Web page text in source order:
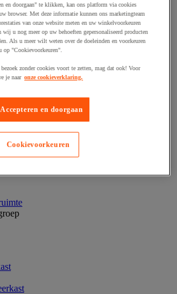
visitekaarten
en memoblaadjes
en doorgaan" te klikken, kan ons platform via cookies
browser. Met deze informatie kunnen ons marketingteam
van onze website meten en uw winkelvoorkeuren
wij u nog meer op uw behoeften gepersonaliseerd producten
Als u meer wilt weten over de doeleinden en voorkeuren
"Cookievoorkeuren".
zonder cookies voort te zetten, mag dat ook! Voor
je naar onze cookieverklaring.
Accepteren en doorgaan
Cookievoorkeuren